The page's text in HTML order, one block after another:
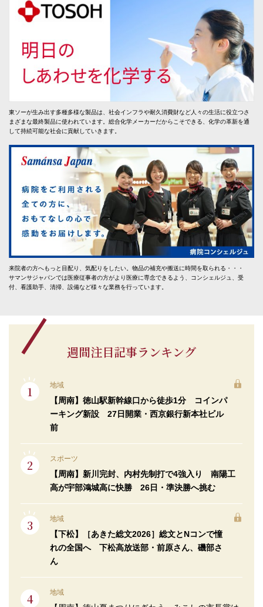
東ソーが生み出す多種多様な製品は、社会インフラや耐久消費財など人々の生活に役立つさ
まざまな最終製品に使われています。総合化学メーカーだからこそできる、化学の革新を通
して持続可能な社会に貢献していきます。
来院者の方へもっと目配り、気配りをしたい。物品の補充や搬送に時間を取られる・・・
サマンサジャパンでは医療従事者の方がより医療に専念できるよう、コンシェルジュ、受
付、看護助手、清掃、設備など様々な業務を行っています。
週間注目記事ランキング
地域
【周南】徳山駅新幹線口から徒歩1分 コインパ
ーキング新設 27日開業・西京銀行新本社ビル
前
スポーツ
【周南】新川完封、内村先制打で4強入り 南陽工
高が宇部鴻城高に快勝 26日・準決勝へ挑む
地域
【下松】［あきた総文2026］総文とNコンで憧
れの全国へ 下松高放送部・前原さん、磯部さ
ん
地域